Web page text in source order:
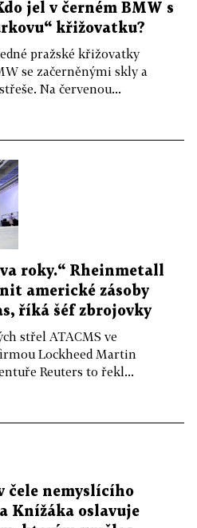
jel v černém BMW s
křižovatku?
pražské křižovatky
se začerněnými skly a
Na červenou...
roky.“ Rheinmetall
americké zásoby
říká šéf zbrojovky
střel ATACMS ve
Lockheed Martin
Reuters to řekl...
čele nemyslícího
Knížáka oslavuje